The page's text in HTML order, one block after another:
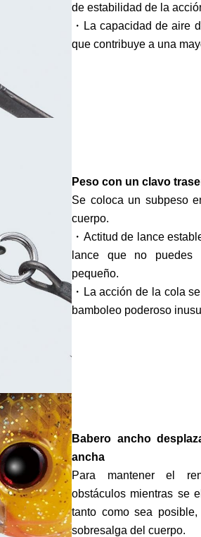
de estabilidad de la
・La capacidad de aire
que contribuye a una
Peso con un clavo
Se coloca un subpeso
cuerpo.
・Actitud de lance
lance que no puedes
pequeño.
・La acción de la cola
bamboleo poderoso
Babero ancho
ancha
Para mantener el
obstáculos mientras se
tanto como sea
sobresalga del cuerpo.